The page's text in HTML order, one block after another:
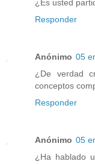
¿Es usted
Responder
Anónimo 05
¿De verdad
conceptos
Responder
Anónimo 05
¿Ha hablado